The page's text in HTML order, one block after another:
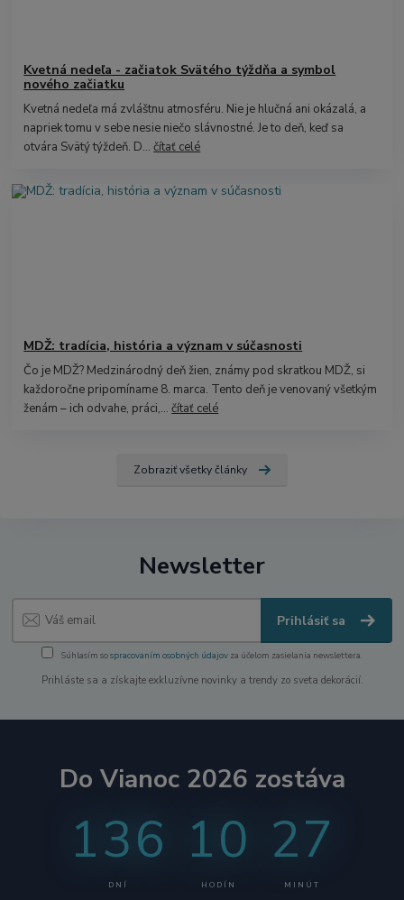
Kvetná nedeľa - začiatok Svätého týždňa a symbol
nového začiatku
Kvetná nedeľa má zvláštnu atmosféru. Nie je hlučná ani okázalá, a
napriek tomu v sebe nesie niečo slávnostné. Je to deň, keď sa
otvára Svätý týždeň. D...čítať celé
MDŽ: tradícia, história a význam v súčasnosti
Čo je MDŽ? Medzinárodný deň žien, známy pod skratkou MDŽ, si
každoročne pripomíname 8. marca. Tento deň je venovaný všetkým
ženám – ich odvahe, práci,...čítať celé
Zobraziť všetky články
Newsletter
Prihlásiť sa
Súhlasím sospracovaním osobných údajov za účelom zasielania newslettera.
Prihláste sa a získajte exkluzívne novinky a trendy zo sveta dekorácií.
Do Vianoc 2026 zostáva
136
DNÍ
10
HODÍN
27
MINÚT